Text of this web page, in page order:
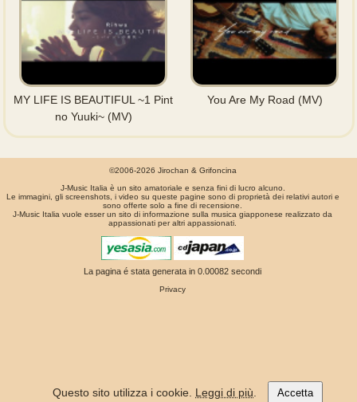
Questo sito utilizza i cookie. Leggi di più Accetta
MY LIFE IS BEAUTIFUL ~1 Pint
no Yuuki~ (MV)
You Are My Road (MV)
©2006-2026 Jirochan & Grifoncina
J-Music Italia è un sito amatoriale e senza fini di lucro alcuno.
Le immagini, gli screenshots, i video su queste pagine sono di proprietà dei relativi autori e
sono offerte solo a fine di recensione.
J-Music Italia vuole esser un sito di informazione sulla musica giapponese realizzato da
appassionati per altri appassionati.
La pagina é stata generata in 0.00082 secondi
Privacy